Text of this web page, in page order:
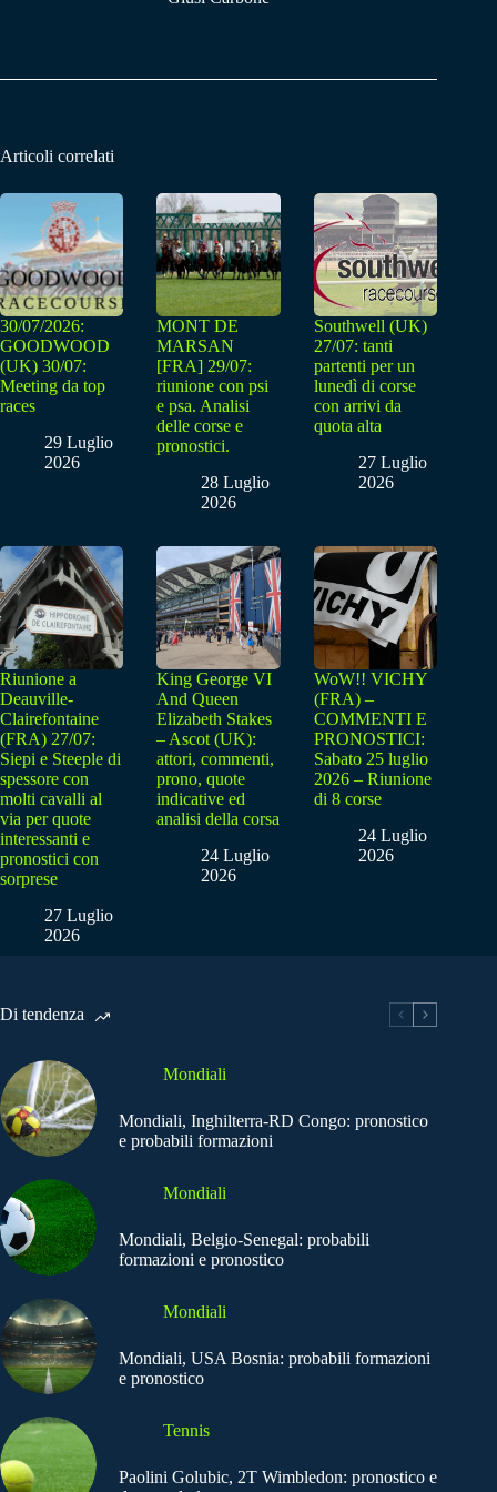
Articoli correlati
30/07/2026:
GOODWOOD
(UK) 30/07:
Meeting da top
races
29 Luglio
2026
MONT DE
MARSAN
[FRA] 29/07:
riunione con psi
e psa. Analisi
delle corse e
pronostici.
28 Luglio
2026
Southwell (UK)
27/07: tanti
partenti per un
lunedì di corse
con arrivi da
quota alta
27 Luglio
2026
Riunione a
Deauville-
Clairefontaine
(FRA) 27/07:
Siepi e Steeple di
spessore con
molti cavalli al
via per quote
interessanti e
pronostici con
sorprese
27 Luglio
2026
King George VI
And Queen
Elizabeth Stakes
– Ascot (UK):
attori, commenti,
prono, quote
indicative ed
analisi della corsa
24 Luglio
2026
WoW!! VICHY
(FRA) –
COMMENTI E
PRONOSTICI:
Sabato 25 luglio
2026 – Riunione
di 8 corse
24 Luglio
2026
Di tendenza
Mondiali
Mondiali, Inghilterra-RD Congo: pronostico
e probabili formazioni
Mondiali
Mondiali, Belgio-Senegal: probabili
formazioni e pronostico
Mondiali
Mondiali, USA Bosnia: probabili formazioni
e pronostico
Tennis
Paolini Golubic, 2T Wimbledon: pronostico e